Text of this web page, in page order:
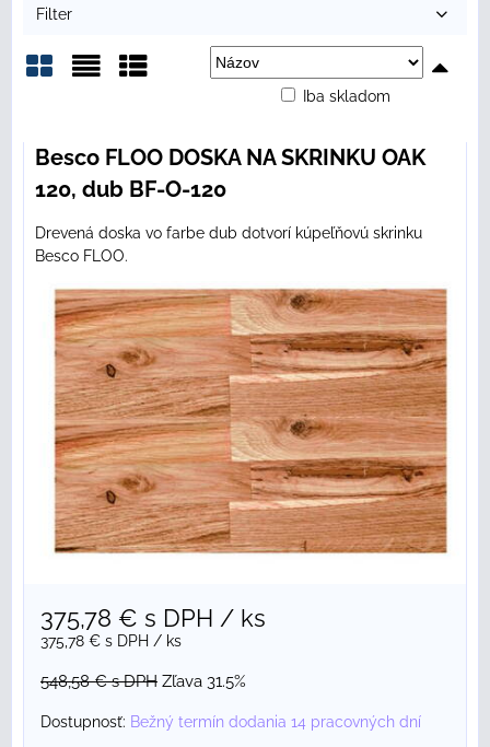
Filter
Iba skladom
Besco FLOO DOSKA NA SKRINKU OAK
120, dub BF-O-120
Drevená doska vo farbe dub dotvorí kúpeľňovú skrinku
Besco FLOO.
375,78 € s DPH / ks
375,78 € s DPH / ks
548,58 €s DPH Zľava 31.5%
Dostupnosť: Bežný termín dodania 14 pracovných dní